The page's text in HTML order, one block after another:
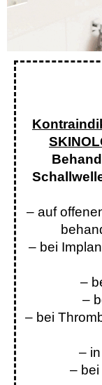
– auf
– bei
–
–
– bei
–
–